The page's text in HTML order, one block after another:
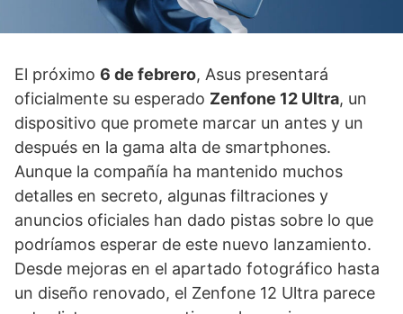
El próximo 6 de febrero, Asus presentará
oficialmente su esperado Zenfone 12 Ultra, un
dispositivo que promete marcar un antes y un
después en la gama alta de smartphones.
Aunque la compañía ha mantenido muchos
detalles en secreto, algunas filtraciones y
anuncios oficiales han dado pistas sobre lo que
podríamos esperar de este nuevo lanzamiento.
Desde mejoras en el apartado fotográfico hasta
un diseño renovado, el Zenfone 12 Ultra parece